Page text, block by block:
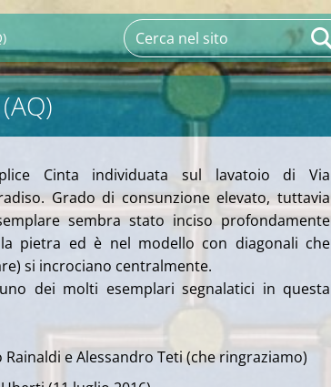
Cinta individuata sul lavatoio di Via
Grado di consunzione elevato, tuttavia
sembra stato inciso profondamente
pietra ed è nel modello con diagonali che
si incrociano centralmente.
dei molti esemplari segnalatici in questa
e Alessandro Teti (che ringraziamo)